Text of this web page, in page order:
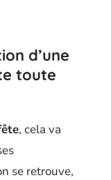
d’une
toute
, cela va
se retrouve,